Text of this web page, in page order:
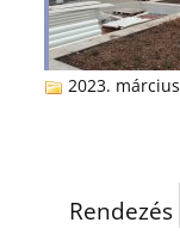
2023. március
Rendezés